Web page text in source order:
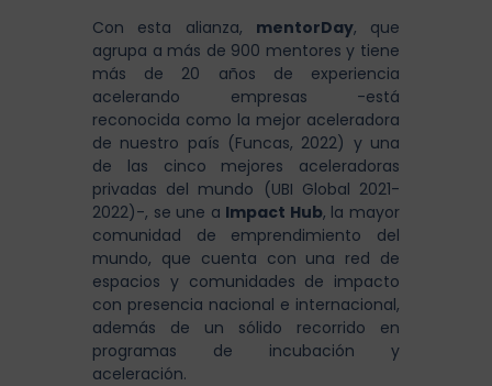
Con esta alianza, mentorDay, que
agrupa a más de 900 mentores y tiene
más de 20 años de experiencia
acelerando empresas -está
reconocida como la mejor aceleradora
de nuestro país (Funcas, 2022) y una
de las cinco mejores aceleradoras
privadas del mundo (UBI Global 2021-
2022)-, se une a Impact Hub, la mayor
comunidad de emprendimiento del
mundo, que cuenta con una red de
espacios y comunidades de impacto
con presencia nacional e internacional,
además de un sólido recorrido en
programas de incubación y
aceleración.